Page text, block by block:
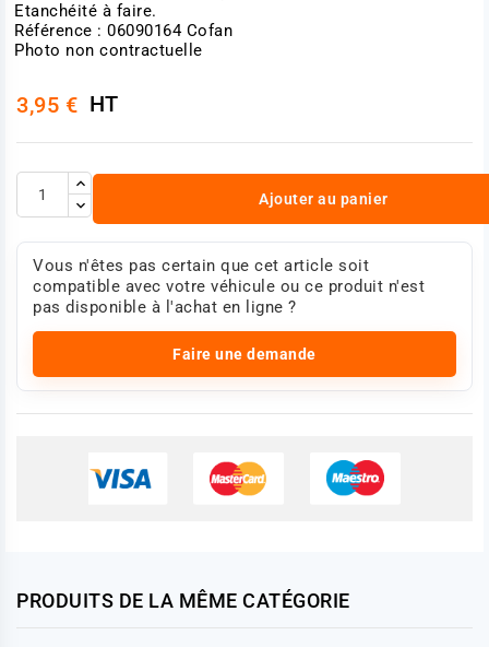
Etanchéité à faire.
Référence : 06090164 Cofan
Photo non contractuelle
3,95 € HT
Ajouter au panier
Vous n'êtes pas certain que cet article soit
compatible avec votre véhicule ou ce produit n'est
pas disponible à l'achat en ligne ?
Faire une demande
PRODUITS DE LA MÊME CATÉGORIE